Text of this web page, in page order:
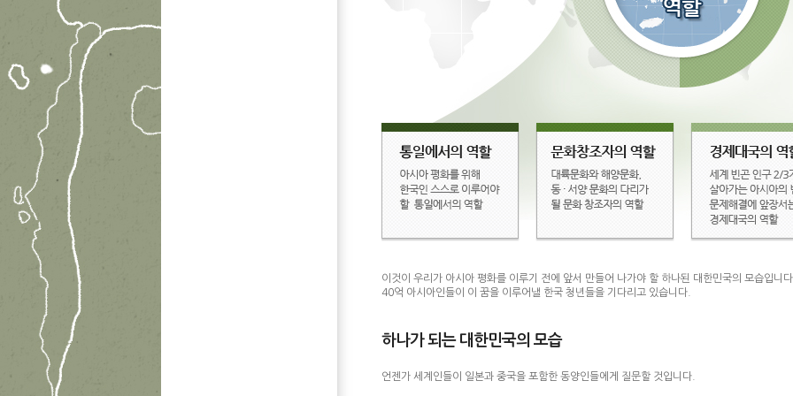
이것이 우리가 아시아 평화를 이루기 전에 앞서 만들어 나가야 할 하나된 대한민국의 모습입니
40억 아시아인들이 이 꿈을 이루어낼 한국 청년들을 기다리고 있습니다.
하나가 되는 대한민국의 모습
언젠가 세계인들이 일본과 중국을 포함한 동양인들에게 질문할 것입니다.